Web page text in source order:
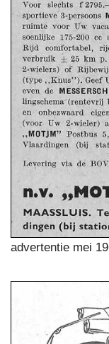
advertentie mei